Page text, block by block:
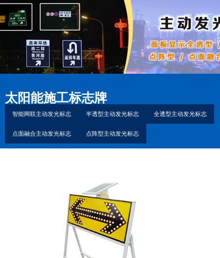
太阳能施工标志牌
智能网联主动发光标志 半透型主动发光标志 全透型主动发光标志
点面融合主动发光标志 点阵型主动发光标志